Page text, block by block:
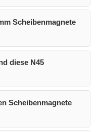
Scheibenmagnete
diese N45
Scheibenmagnete